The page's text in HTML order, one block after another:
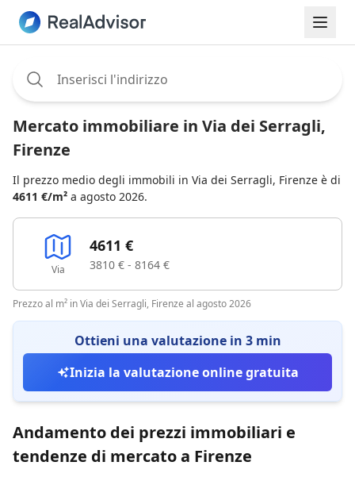
Mercato immobiliare in Via dei Serragli,
Firenze
Il prezzo medio degli immobili in Via dei Serragli, Firenze è di
4611 €/m² a agosto 2026.
Via
4611 €
3810 € - 8164 €
Prezzo al m² in Via dei Serragli, Firenze al agosto 2026
Ottieni una valutazione in 3 min
Inizia la valutazione online gratuita
Andamento dei prezzi immobiliari e
tendenze di mercato a Firenze